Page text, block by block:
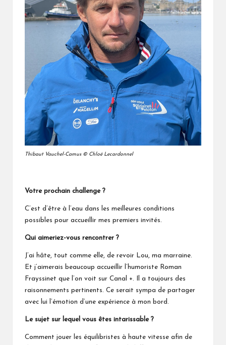
Thibaut Vauchel-Camus © Chloé Lecardonnel
Votre prochain challenge ?
C’est d’être à l’eau dans les meilleures conditions
possibles pour accueillir mes premiers invités.
Qui aimeriez-vous rencontrer ?
J’ai hâte, tout comme elle, de revoir Lou, ma marraine.
Et j’aimerais beaucoup accueillir l’humoriste Roman
Frayssinet que l’on voit sur Canal +. Il a toujours des
raisonnements pertinents. Ce serait sympa de partager
avec lui l’émotion d’une expérience à mon bord.
Le sujet sur lequel vous êtes intarissable ?
Comment jouer les équilibristes à haute vitesse afin de